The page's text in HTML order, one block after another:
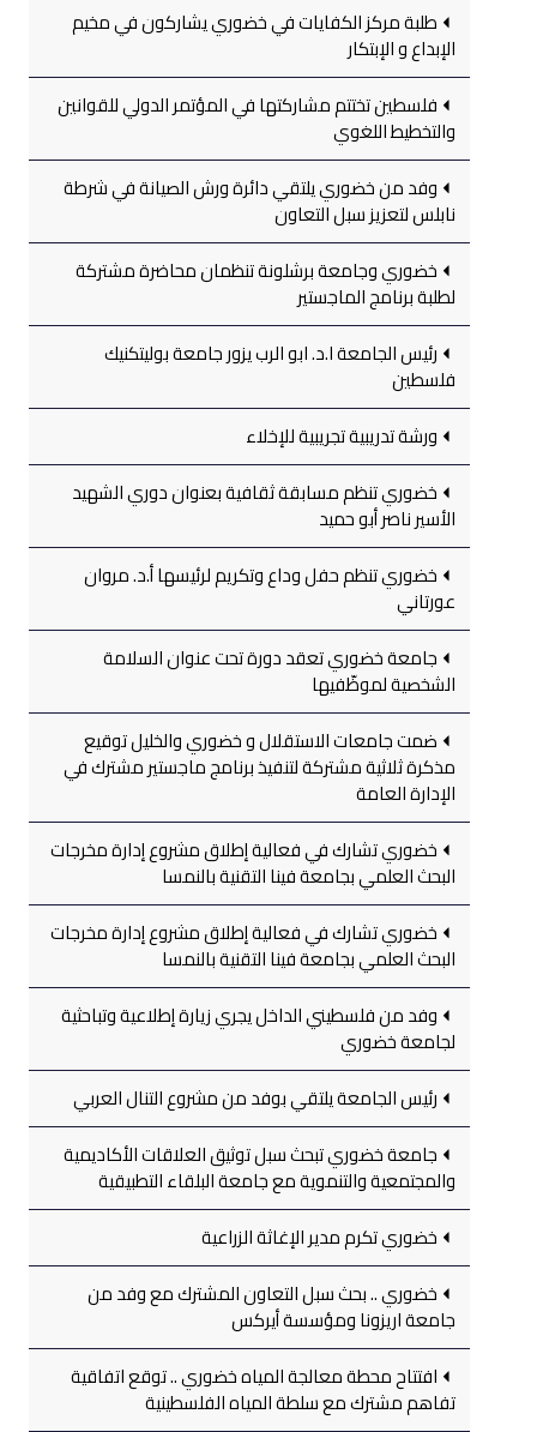
طلبة مركز الكفايات في خضوري يشاركون في مخيم
الإبداع و الإبتكار
فلسطين تختتم مشاركتها في المؤتمر الدولي للقوانين
والتخطيط اللغوي
وفد من خضوري يلتقي دائرة ورش الصيانة في شرطة
نابلس لتعزيز سبل التعاون
خضوري وجامعة برشلونة تنظمان محاضرة مشتركة
لطلبة برنامج الماجستير
رئيس الجامعة ا.د. ابو الرب يزور جامعة بوليتكنيك
فلسطين
ورشة تدريبية تجريبية للإخلاء
خضوري تنظم مسابقة ثقافية بعنوان دوري الشهيد
الأسير ناصر أبو حميد
خضوري تنظم حفل وداع وتكريم لرئيسها أ.د. مروان
عورتاني
جامعة خضوري تعقد دورة تحت عنوان السلامة
الشخصية لموظّفيها
ضمت جامعات الاستقلال و خضوري والخليل توقيع
مذكرة ثلاثية مشتركة لتنفيذ برنامج ماجستير مشترك في
الإدارة العامة
خضوري تشارك في فعالية إطلاق مشروع إدارة مخرجات
البحث العلمي بجامعة فينا التقنية بالنمسا
خضوري تشارك في فعالية إطلاق مشروع إدارة مخرجات
البحث العلمي بجامعة فينا التقنية بالنمسا
وفد من فلسطيني الداخل يجري زيارة إطلاعية وتباحثية
لجامعة خضوري
رئيس الجامعة يلتقي بوفد من مشروع التنال العربي
جامعة خضوري تبحث سبل توثيق العلاقات الأكاديمية
والمجتمعية والتنموية مع جامعة البلقاء التطبيقية
خضوري تكرم مدير الإغاثة الزراعية
خضوري .. بحث سبل التعاون المشترك مع وفد من
جامعة اريزونا ومؤسسة أيركس
افتتاح محطة معالجة المياه خضوري .. توقع اتفاقية
تفاهم مشترك مع سلطة المياه الفلسطينية